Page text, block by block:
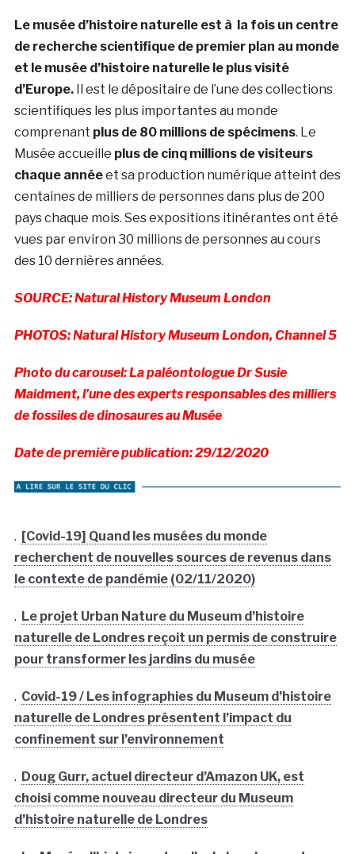
Le musée d’histoire naturelle est à la fois un centre
de recherche scientifique de premier plan au monde
et le musée d’histoire naturelle le plus visité
d’Europe.Il est le dépositaire de l’une des collections
scientifiques les plus importantes au monde
comprenant plus de 80 millions de spécimens. Le
Musée accueille plus de cinq millions de visiteurs
chaque annéeet sa production numérique atteint des
centaines de milliers de personnes dans plus de 200
pays chaque mois. Ses expositions itinérantes ont été
vues par environ 30 millions de personnes au cours
des 10 dernières années.
SOURCE: Natural History Museum London
PHOTOS: Natural History Museum London, Channel 5
Photo du carousel: La paléontologue Dr Susie
Maidment, l’une des experts responsables des milliers
de fossiles de dinosaures au Musée
Date de première publication: 29/12/2020
. [Covid-19] Quand les musées du monde
recherchent de nouvelles sources de revenus dans
le contexte de pandémie (02/11/2020)
. Le projet Urban Nature du Museum d’histoire
naturelle de Londres reçoit un permis de construire
pour transformer les jardins du musée
. Covid-19 / Les infographies du Museum d’histoire
naturelle de Londres présentent l’impact du
confinement sur l’environnement
. Doug Gurr, actuel directeur d’Amazon UK, est
choisi comme nouveau directeur du Museum
d’histoire naturelle de Londres